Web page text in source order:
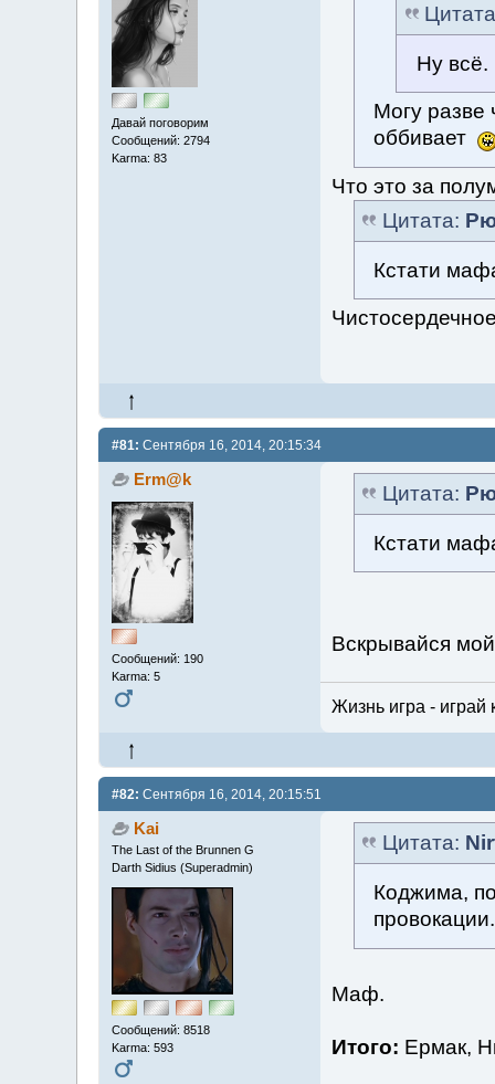
Давай поговорим
Сообщений: 2794
Karma: 83
Ну всё.
Могу разве
оббивает
Что это за
Цитата:
Кстати
#81: Сентября 16, 2014, 20:15:34
Erm@k
Сообщений: 190
Karma: 5
Цитата:
Кстати
Вскрывайся
Жизнь игра - играй
#82: Сентября 16, 2014, 20:15:51
Kai
The Last of the Brunnen G
Darth Sidius (Superadmin)
Сообщений: 8518
Karma: 593
Цитата:
Коджима,
провокации.
Маф.
Итого: Ермак,